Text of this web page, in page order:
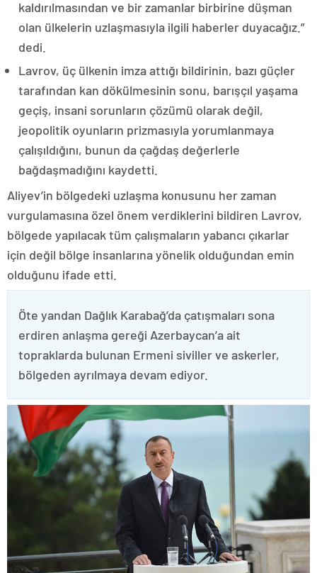
kaldırılmasından ve bir zamanlar birbirine düşman
olan ülkelerin uzlaşmasıyla ilgili haberler duyacağız.”
dedi.
Lavrov, üç ülkenin imza attığı bildirinin, bazı güçler
tarafından kan dökülmesinin sonu, barışçıl yaşama
geçiş, insani sorunların çözümü olarak değil,
jeopolitik oyunların prizmasıyla yorumlanmaya
çalışıldığını, bunun da çağdaş değerlerle
bağdaşmadığını kaydetti.
Aliyev’in bölgedeki uzlaşma konusunu her zaman
vurgulamasına özel önem verdiklerini bildiren Lavrov,
bölgede yapılacak tüm çalışmaların yabancı çıkarlar
için değil bölge insanlarına yönelik olduğundan emin
olduğunu ifade etti.
Öte yandan Dağlık Karabağ’da çatışmaları sona
erdiren anlaşma gereği Azerbaycan’a ait
topraklarda bulunan Ermeni siviller ve askerler,
bölgeden ayrılmaya devam ediyor.